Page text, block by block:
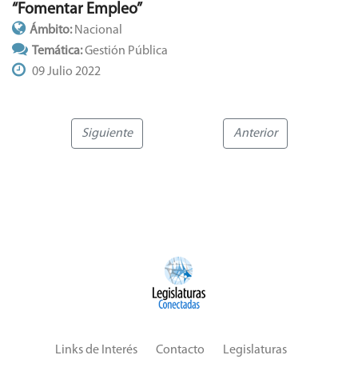
“Fomentar Empleo”
Ámbito: Nacional
Temática:Gestión Pública
09 Julio 2022
Siguiente Anterior
Links de Interés Contacto Legislaturas